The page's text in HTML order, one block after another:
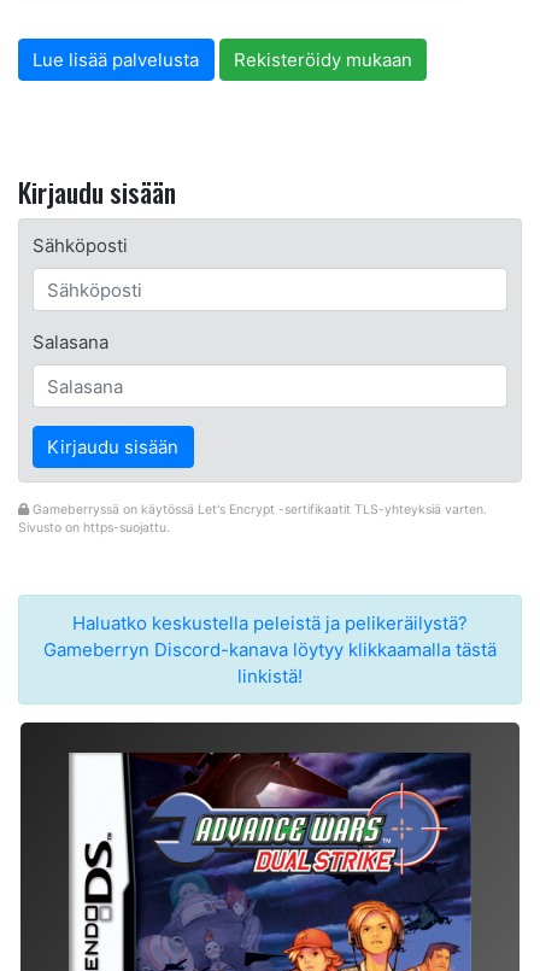
Lue lisää palvelusta Rekisteröidy mukaan
Kirjaudu sisään
Sähköposti
Salasana
Kirjaudu sisään
Gameberryssä on käytössä Let's Encrypt -sertifikaatit TLS-yhteyksiä varten.
Sivusto on https-suojattu.
Haluatko keskustella peleistä ja pelikeräilystä?
Gameberryn Discord-kanava löytyy klikkaamalla tästä
linkistä!